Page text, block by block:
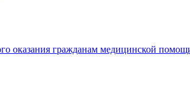
оказания гражданам медицинской